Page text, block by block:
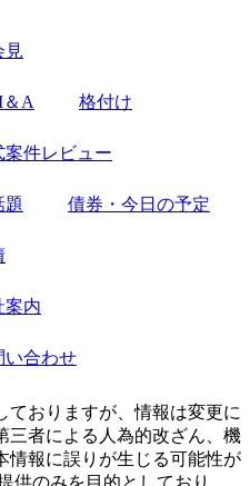
見
A 格付け
案件レビュー
題 債券・今日の予定
案内
い合わせ
ておりますが、情報は変更に
三者による人為的改ざん、機
情報に誤りが生じる可能性が